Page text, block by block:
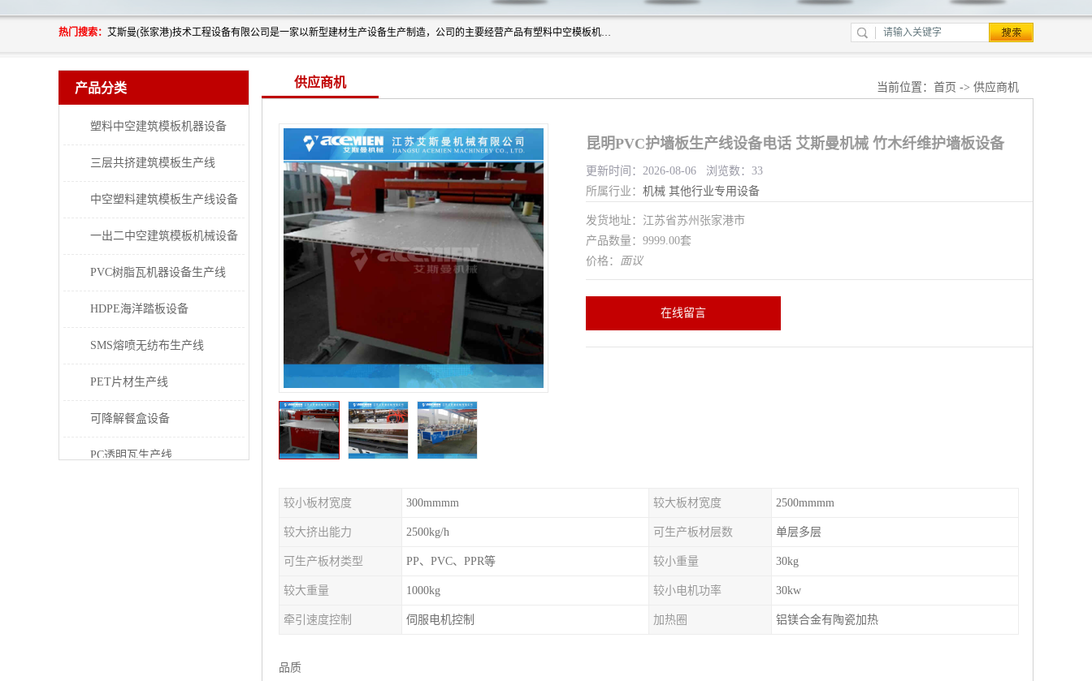
热门搜索： 艾斯曼(张家港)技术工程设备有限公司是一家以新型建材生产设备生产制造，公司的主要经营产品有塑料中空模板机器、PET片材设备、可降解餐盒设备、树脂瓦设备、管材生产线、琉璃瓦设备等，艾斯曼机械在国内及国外享有较高盛誉拥有众多长期合作的老客户。
产品分类
塑料中空建筑模板机器设备
三层共挤建筑模板生产线
中空塑料建筑模板生产线设备
一出二中空建筑模板机械设备
PVC树脂瓦机器设备生产线
HDPE海洋踏板设备
SMS熔喷无纺布生产线
PET片材生产线
可降解餐盒设备
PC透明瓦生产线
供应商机 当前位置： 首页 -> 供应商机
昆明PVC护墙板生产线设备电话 艾斯曼机械 竹木纤维护墙板设备
更新时间：2026-08-06 浏览数：33
所属行业： 机械 其他行业专用设备
发货地址：江苏省苏州张家港市
产品数量：9999.00套
价格： 面议
在线留言
较小板材宽度 300mmmm 较大板材宽度 2500mmmm
较大挤出能力 2500kg/h 可生产板材层数 单层多层
可生产板材类型 PP、PVC、PPR等 较小重量 30kg
较大重量 1000kg 较小电机功率 30kw
牵引速度控制 伺服电机控制 加热圈 铝镁合金有陶瓷加热
品质